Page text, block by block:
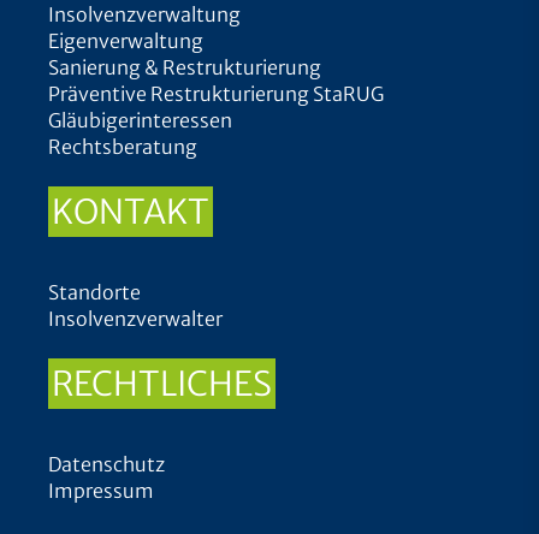
Insolvenzverwaltung
Eigenverwaltung
Sanierung & Restrukturierung
Präventive Restrukturierung StaRUG
Gläubigerinteressen
Rechtsberatung
KONTAKT
Standorte
Insolvenzverwalter
RECHTLICHES
Datenschutz
Impressum